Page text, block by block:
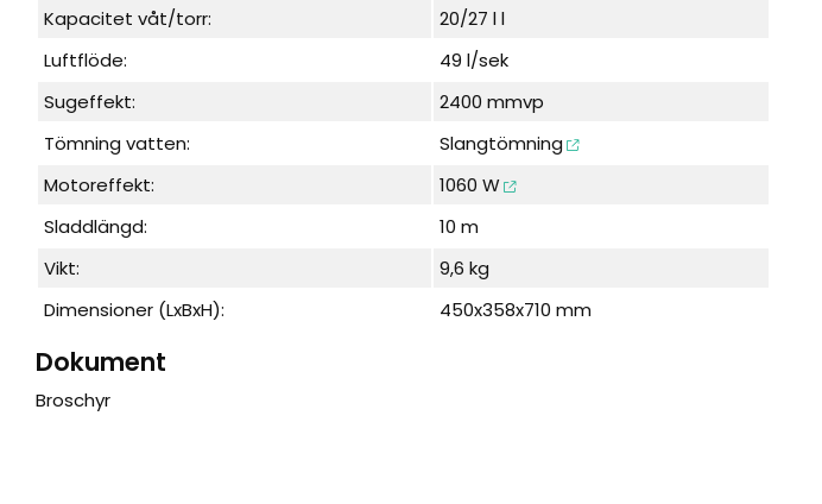
Kapacitet våt/torr:
20/27 l l
Luftflöde:
49 l/sek
Sugeffekt:
2400 mmvp
Tömning vatten:
Slangtömning
Motoreffekt:
1060 W
Sladdlängd:
10 m
Vikt:
9,6 kg
Dimensioner (LxBxH):
450x358x710 mm
Dokument
Broschyr